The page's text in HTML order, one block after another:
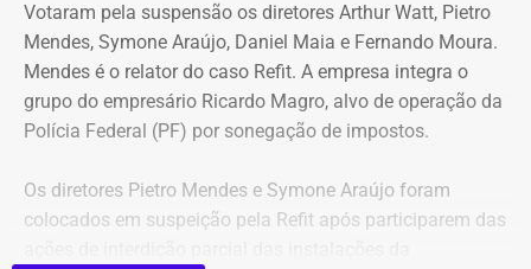
Votaram pela suspensão os diretores Arthur Watt, Pietro
Mendes, Symone Araújo, Daniel Maia e Fernando Moura.
Mendes é o relator do caso Refit. A empresa integra o
grupo do empresário Ricardo Magro, alvo de operação da
Polícia Federal (PF) por sonegação de impostos.
Os diretores Pietro Mendes e Symone Araújo foram
colocados em suspeição pela Refit após participarem das